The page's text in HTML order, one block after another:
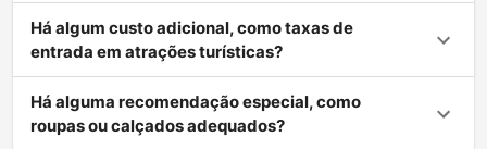
Há algum custo adicional, como taxas de
entrada em atrações turísticas?
Há alguma recomendação especial, como
roupas ou calçados adequados?